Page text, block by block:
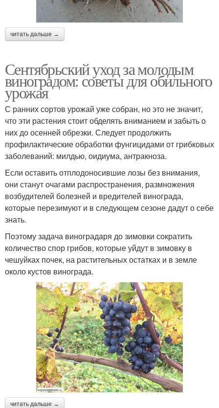
читать дальше →
Сентябрьский уход за молодым
виноградом: советы для обильного
урожая
С ранних сортов урожай уже собран, но это не значит,
что эти растения стоит обделять вниманием и забыть о
них до осенней обрезки. Следует продолжить
профилактические обработки фунгицидами от грибковых
заболеваний: милдью, оидиума, антракноза.
Если оставить отплодоносившие лозы без внимания,
они станут очагами распространения, размножения
возбудителей болезней и вредителей винограда,
которые перезимуют и в следующем сезоне дадут о себе
знать.
Поэтому задача виноградаря до зимовки сократить
количество спор грибов, которые уйдут в зимовку в
чешуйках почек, на растительных остатках и в земле
около кустов винограда.
читать дальше →